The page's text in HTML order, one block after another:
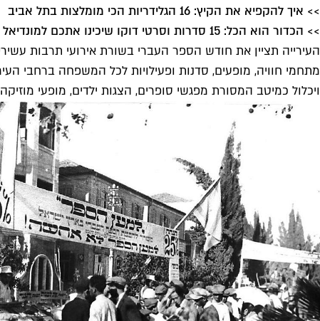
>> איך להקפיא את הקיץ: 16 הגלידריות הכי מומלצות בתל אביב
>> הכדור הוא הכל: 15 סדרות וסרטי דוקו שיכינו אתכם למונדיאל
העירייה תציין את חודש הספר העברי בשורת אירועי תרבות
ויכלול כמיטב המסורת מפגשי סופרים, הצגות ילדים, מופעי